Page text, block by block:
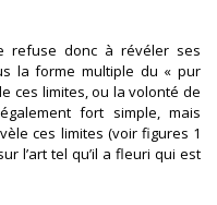
refuse donc à révéler ses
la forme multiple du « pur
ces limites, ou la volonté de
fort simple, mais
ces limites (voir figures 1
l’art tel qu’il a fleuri qui est